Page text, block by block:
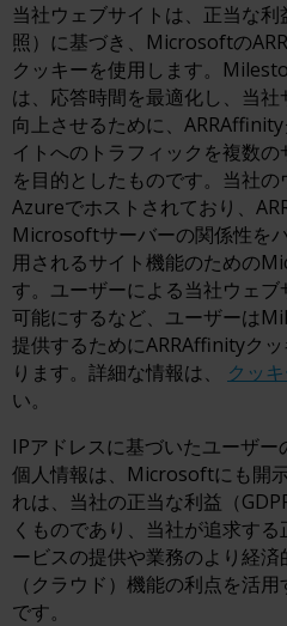
当社ウェブサイトは、正当な
照）に基づき、Microsoftの
クッキーを使用します。
は、応答時間を最適化し、当
向上させるために、
イトへのトラフィックを複数
を目的としたものです。当社
Azureでホストされており、
Microsoftサーバーの関係性を
用されるサイト機能のための
す。ユーザーによる当社ウェ
可能にするなど、ユーザーは
提供するためにARRAffinityク
ります。詳細な情報は、
クッ
い。
IPアドレスに基づいたユーザ
個人情報は、Microsoftにも開
れは、当社の正当な利益（
くものであり、当社が追求す
ービスの提供や業務のより経
（クラウド）機能の利点を活
です。